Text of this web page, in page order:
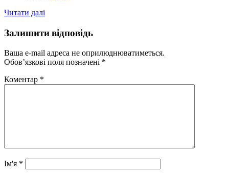
Читати далі
Залишити відповідь
Ваша e-mail адреса не оприлюднюватиметься.
Обов’язкові поля позначені *
Коментар *
Ім'я *